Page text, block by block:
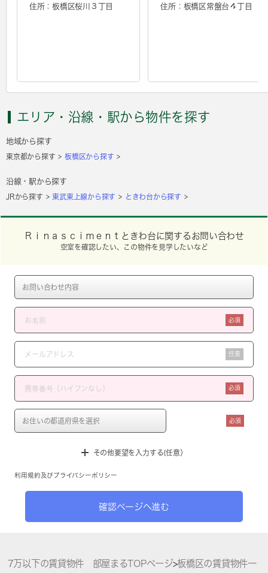
住所：板橋区桜川３丁目 住所：板橋区常盤台４丁目
エリア・沿線・駅から物件を探す
地域から探す
東京都から探す 板橋区から探す
沿線・駅から探す
JRから探す 東武東上線から探す ときわ台から探す
Ｒｉｎａｓｃｉｍｅｎｔときわ台に関するお問い合わせ
空室を確認したい、この物件を見学したいなど
必須
任意
必須
必須
その他要望を入力する(任意）
利用規約 及び プライバシーポリシー
確認ページへ進む
7万以下の賃貸物件 部屋まるTOPページ>板橋区の賃貸物件一